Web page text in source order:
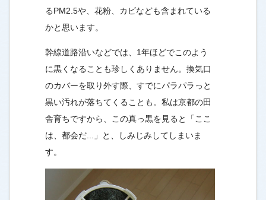
るPM2.5や、花粉、カビなども含まれている
かと思います。
幹線道路沿いなどでは、1年ほどでこのよう
に黒くなることも珍しくありません。換気口
のカバーを取り外す際、すでにパラパラっと
黒い汚れが落ちてくることも。私は京都の田
舎育ちですから、この真っ黒を見ると「ここ
は、都会だ...」と、しみじみしてしまいま
す。